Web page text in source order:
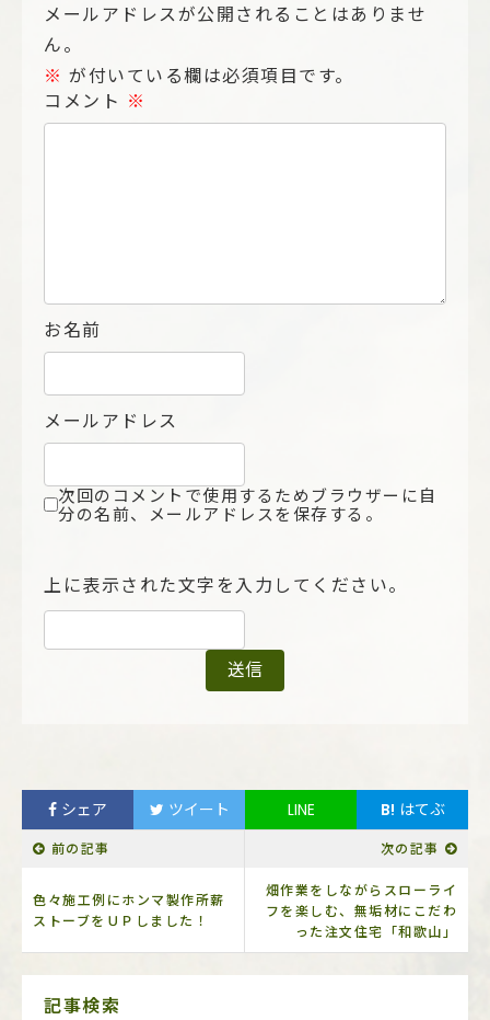
メールアドレスが公開されることはありませ
ん。
※ が付いている欄は必須項目です。
コメント ※
お名前
メールアドレス
次回のコメントで使用するためブラウザーに自
分の名前、メールアドレスを保存する。
上に表示された文字を入力してください。
シェア ツイート LINE B! はてぶ
前の記事
色々施工例にホンマ製作所薪
ストーブをＵＰしました！
次の記事
畑作業をしながらスローライ
フを楽しむ、無垢材にこだわ
った注文住宅「和歌山」
サ
記事検索